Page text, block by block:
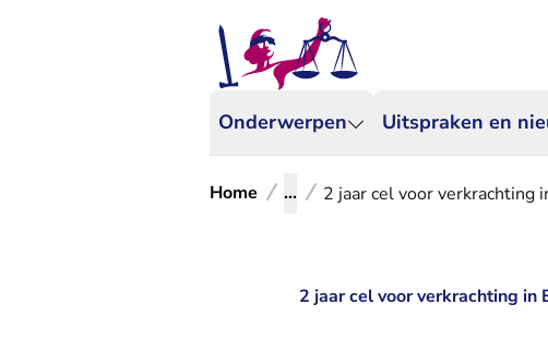
Onderwerpen Uitspraken en
Home ... 2 jaar cel voor verkrachting
2 jaar cel voor verkrachting in